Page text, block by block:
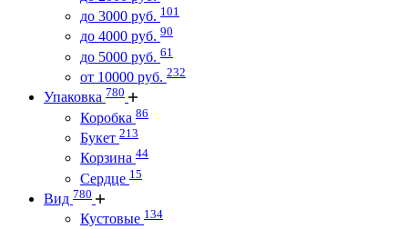
до 3000 руб. 101
до 4000 руб. 90
до 5000 руб. 61
от 10000 руб. 232
Упаковка 780
Коробка 86
Букет 213
Корзина 44
Сердце 15
Вид 780
Кустовые 134